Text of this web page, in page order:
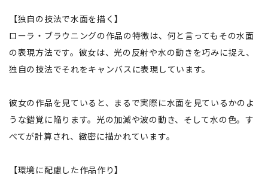
【独自の技法で水面を描く】
ローラ・ブラウニングの作品の特徴は、何と言ってもその水面
の表現方法です。彼女は、光の反射や水の動きを巧みに捉え、
独自の技法でそれをキャンバスに表現しています。
彼女の作品を見ていると、まるで実際に水面を見ているかのよ
うな錯覚に陥ります。光の加減や波の動き、そして水の色。す
べてが計算され、緻密に描かれています。
【環境に配慮した作品作り】